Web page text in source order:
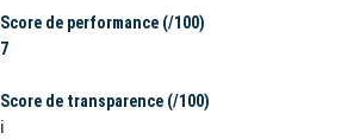
Score de performance (/100)
7
Score de transparence (/100)
ℹ️